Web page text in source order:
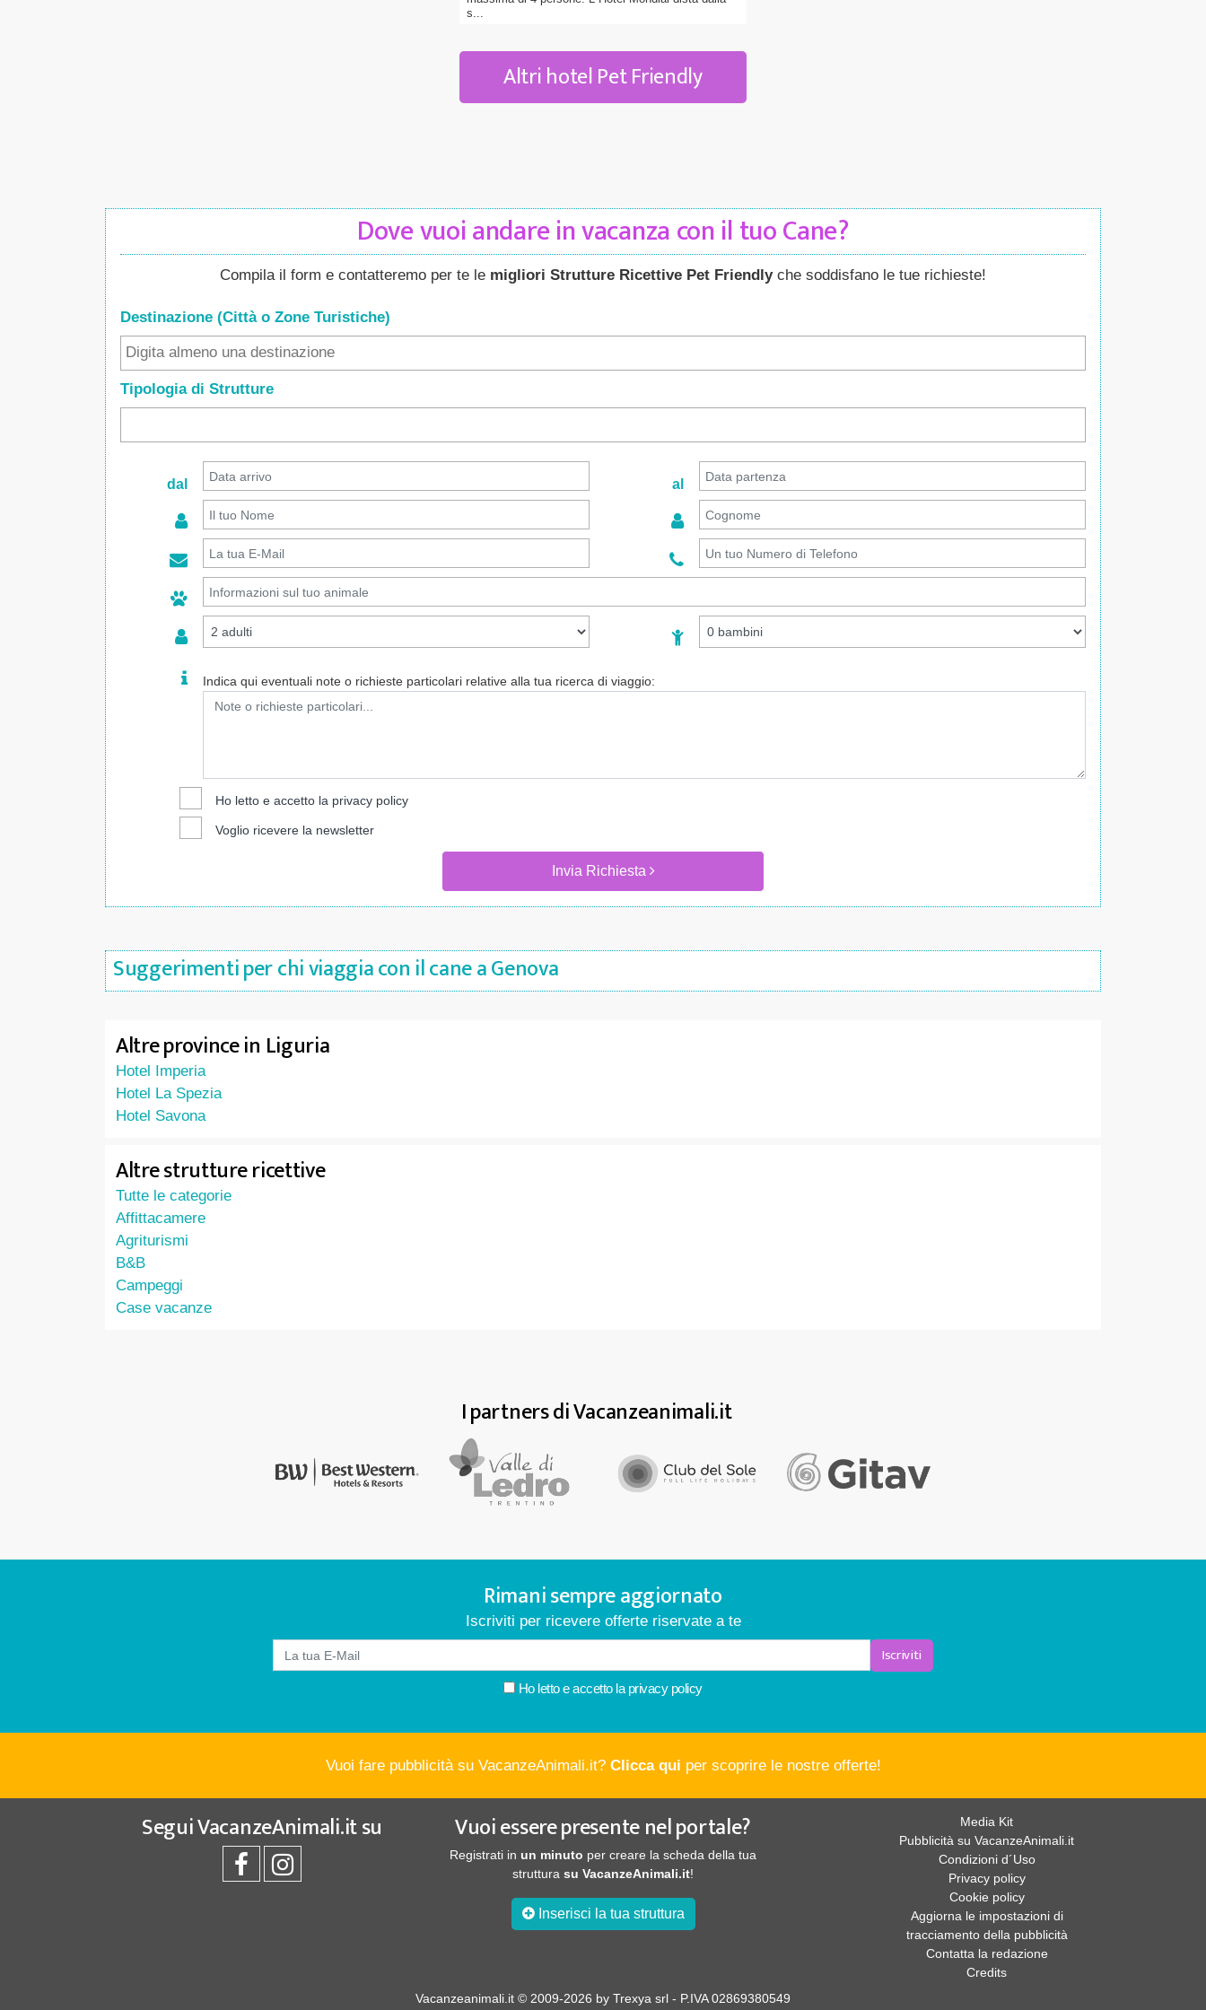
s...
Altri hotel Pet Friendly
Dove vuoi andare in vacanza con il tuo Cane?
Compila il form e contatteremo per te le migliori Strutture Ricettive Pet Friendlyche soddisfano le tue richieste!
Destinazione (Città o Zone Turistiche)
Tipologia di Strutture
dal al
Indica qui eventuali note o richieste particolari relative alla tua ricerca di viaggio:
Ho letto e accetto la privacy policy
Voglio ricevere la newsletter
Invia Richiesta
Suggerimenti per chi viaggia con il cane a Genova
Altre province in Liguria
Hotel Imperia
Hotel La Spezia
Hotel Savona
Altre strutture ricettive
Tutte le categorie
Affittacamere
Agriturismi
B&B
Campeggi
Case vacanze
I partners di Vacanzeanimali.it
Rimani sempre aggiornato
Iscriviti per ricevere offerte riservate a te
Iscriviti
Ho letto e accetto la privacy policy
Vuoi fare pubblicità su VacanzeAnimali.it? Clicca qui per scoprire le nostre offerte!
SeguiVacanzeAnimali.itsu Vuoi essere presente nel portale?
Registrati in un minuto per creare la scheda della tua
struttura su VacanzeAnimali.it!
Inserisci la tua struttura
Media Kit
Pubblicità su VacanzeAnimali.it
Condizioni d´Uso
Privacy policy
Cookie policy
Aggiorna le impostazioni di
tracciamento della pubblicità
Contatta la redazione
Credits
Vacanzeanimali.it © 2009-2026 by Trexya srl - P.IVA 02869380549